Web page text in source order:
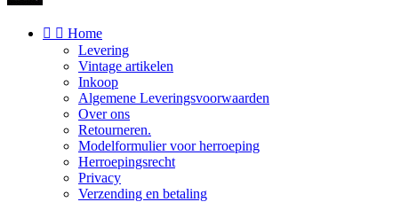
  Home
Levering
Vintage artikelen
Inkoop
Algemene Leveringsvoorwaarden
Over ons
Retourneren.
Modelformulier voor herroeping
Herroepingsrecht
Privacy
Verzending en betaling